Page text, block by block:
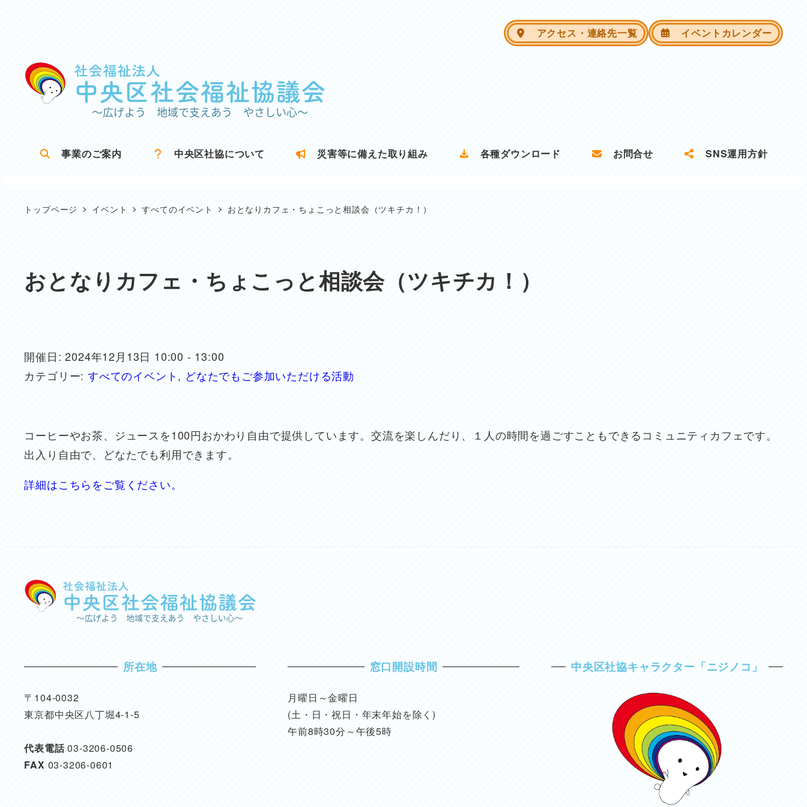
アクセス・連絡先一覧 イベントカレンダー
事業のご案内 中央区社協について 災害等に備えた取り組み 各種ダウンロード お問合せ SNS運用方針
トップページ イベント すべてのイベント おとなりカフェ・ちょこっと相談会（ツキチカ！）
おとなりカフェ・ちょこっと相談会（ツキチカ！）
開催日: 2024年12月13日 10:00 - 13:00
カテゴリー: すべてのイベント, どなたでもご参加いただける活動
コーヒーやお茶、ジュースを100円おかわり自由で提供しています。交流を楽しんだり、１人の時間を過ごすこともできるコミュニティカフェです。
出入り自由で、どなたでも利用できます。
詳細はこちらをご覧ください。
所在地
〒104-0032
東京都中央区八丁堀4-1-5
代表電話03-3206-0506
FAX 03-3206-0601
窓口開設時間
月曜日～金曜日
(土・日・祝日・年末年始を除く)
午前8時30分～午後5時
中央区社協キャラクター「ニジノコ」